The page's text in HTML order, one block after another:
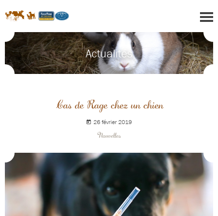
Actualités
Cas de Rage chez un chien
26 février 2019
Nouvelles